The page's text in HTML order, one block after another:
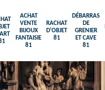
ACHAT
VENTE
BIJOUX
FANTAISIE
81
RACHAT
D'OBJET
81
DÉBARRAS
DE
GRENIER
ET CAVE
81